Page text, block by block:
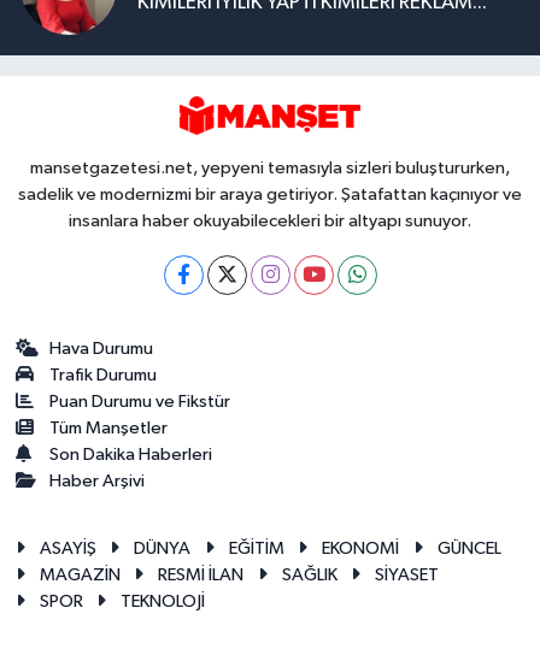
mansetgazetesi.net, yepyeni temasıyla sizleri buluştururken,
sadelik ve modernizmi bir araya getiriyor. Şatafattan kaçınıyor ve
insanlara haber okuyabilecekleri bir altyapı sunuyor.
Hava Durumu
Trafik Durumu
Puan Durumu ve Fikstür
Tüm Manşetler
Son Dakika Haberleri
Haber Arşivi
ASAYİŞ DÜNYA EĞİTİM EKONOMİ
GÜNCEL
MAGAZİN
RESMİ İLAN SAĞLIK
SİYASET
SPOR
TEKNOLOJİ